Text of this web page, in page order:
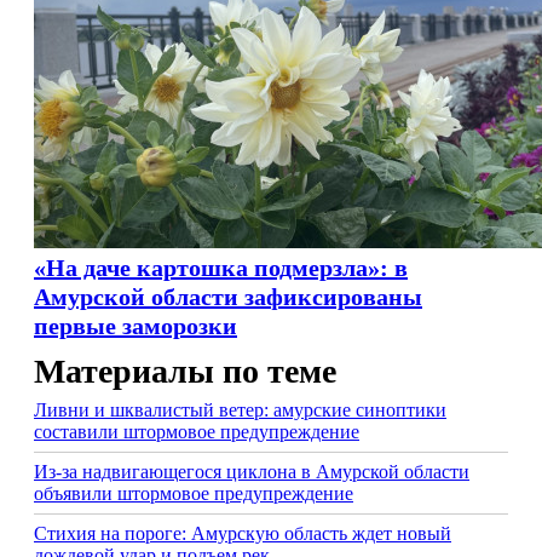
«На даче картошка подмерзла»: в
Амурской области зафиксированы
первые заморозки
Материалы по теме
Ливни и шквалистый ветер: амурские синоптики
составили штормовое предупреждение
Из-за надвигающегося циклона в Амурской области
объявили штормовое предупреждение
Стихия на пороге: Амурскую область ждет новый